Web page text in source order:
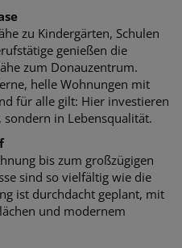
zu Kindergärten, Schulen
genießen die
zum Donauzentrum.
helle Wohnungen mit
für alle gilt: Hier investieren
in Lebensqualität.
bis zum großzügigen
sind so vielfältig wie die
ist durchdacht geplant, mit
und modernem